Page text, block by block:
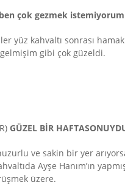
ben çok gezmek
yüz kahvaltı sonrası
gibi çok güzeldi.
GÜZEL BİR
ve sakin bir yer
Ayşe Hanım’ın
üzere.